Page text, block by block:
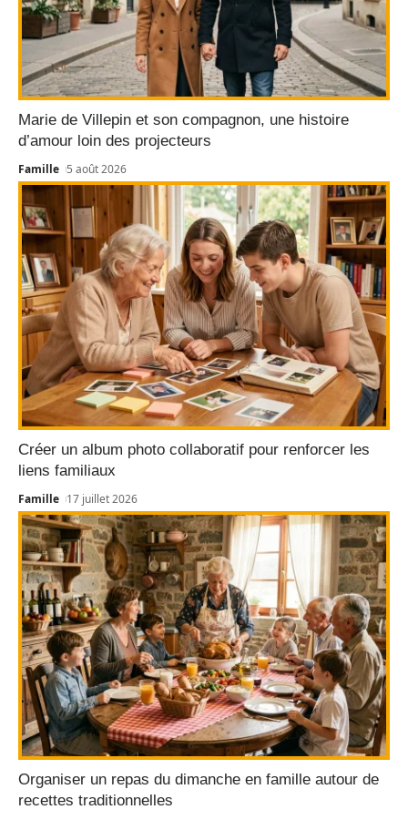
Marie de Villepin et son compagnon, une histoire
d’amour loin des projecteurs
Famille 5 août 2026
Créer un album photo collaboratif pour renforcer les
liens familiaux
Famille 17 juillet 2026
Organiser un repas du dimanche en famille autour de
recettes traditionnelles